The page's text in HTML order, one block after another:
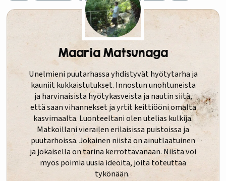
Maaria Matsunaga
Unelmieni puutarhassa yhdistyvät hyötytarha ja
kauniit kukkaistutukset. Innostun unohtuneista
ja harvinaisista hyötykasveista ja nautin siitä,
että saan vihannekset ja yrtit keittiööni omalta
kasvimaalta. Luonteeltani olen utelias kulkija.
Matkoillani vierailen erilaisissa puistoissa ja
puutarhoissa. Jokainen niistä on ainutlaatuinen
ja jokaisella on tarina kerrottavanaan. Niistä voi
myös poimia uusia ideoita, joita toteuttaa
tykönään.